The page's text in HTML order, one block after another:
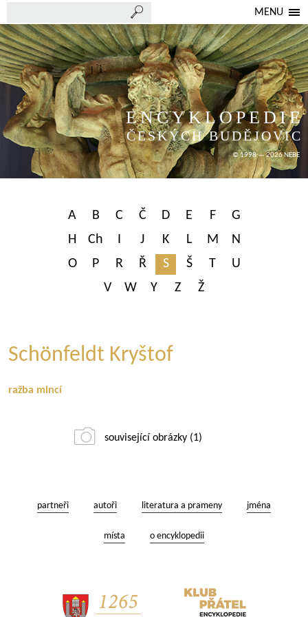
MENU
ENCYKLOPEDIE
ČESKÝCH BUDĚJOVIC
© 1998 — 2026 NEBE
A B C Č D E F
G
H
Ch I J K L M
N
O
P R Ř S Š T
U
V
W Y Z Ž
Schönfeldt Kryštof
ražba mincí
související obrázky (1)
partneři autoři literatura a prameny jména
místa o encyklopedii